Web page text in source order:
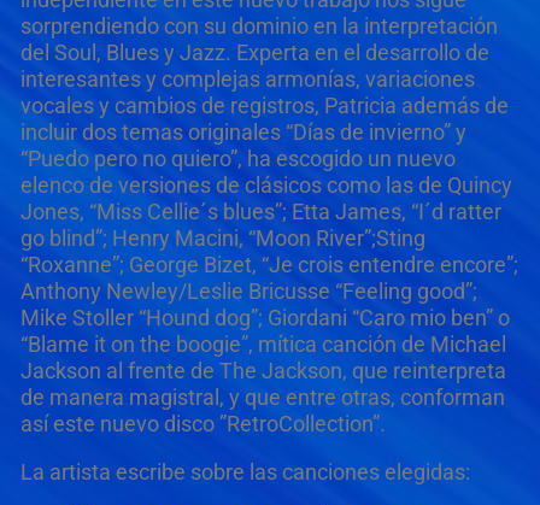
sorprendiendo con su dominio en la interpretación
del Soul, Blues y Jazz. Experta en el desarrollo de
interesantes y complejas armonías, variaciones
vocales y cambios de registros, Patricia además de
incluir dos temas originales “Días de invierno” y
“Puedo pero no quiero”, ha escogido un nuevo
elenco de versiones de clásicos como las de Quincy
Jones, “Miss Cellie´s blues”; Etta James, “I´d ratter
go blind”; Henry Macini, “Moon River”;Sting
“Roxanne”; George Bizet, “Je crois entendre encore”;
Anthony Newley/Leslie Bricusse “Feeling good”;
Mike Stoller “Hound dog”; Giordani “Caro mio ben” o
“Blame it on the boogie”, mítica canción de Michael
Jackson al frente de The Jackson, que reinterpreta
de manera magistral, y que entre otras, conforman
así este nuevo disco ”RetroCollection”.
La artista escribe sobre las canciones elegidas: